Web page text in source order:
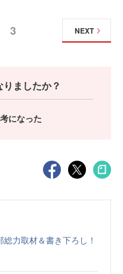
3 NEXT
ましたか？
になった
力取材＆書き下ろし！